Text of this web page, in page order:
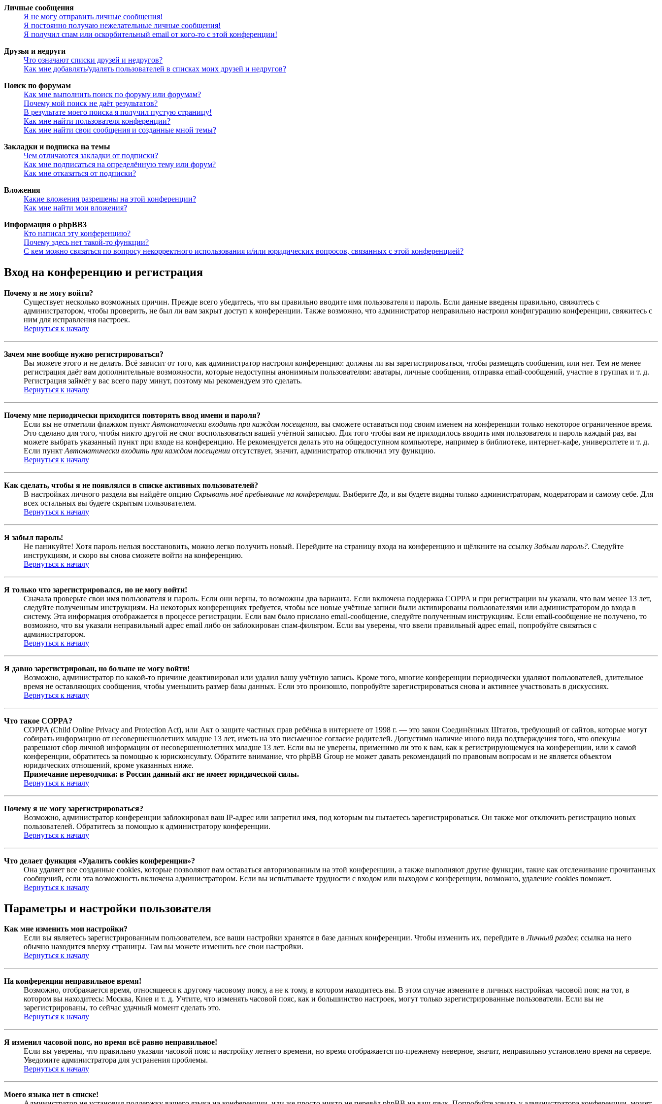
Личные сообщения
Я не могу отправить личные сообщения!
Я постоянно получаю нежелательные личные сообщения!
Я получил спам или оскорбительный email от кого-то с этой конференции!
Друзья и недруги
Что означают списки друзей и недругов?
Как мне добавлять/удалять пользователей в списках моих друзей и недругов?
Поиск по форумам
Как мне выполнить поиск по форуму или форумам?
Почему мой поиск не даёт результатов?
В результате моего поиска я получил пустую страницу!
Как мне найти пользователя конференции?
Как мне найти свои сообщения и созданные мной темы?
Закладки и подписка на темы
Чем отличаются закладки от подписки?
Как мне подписаться на определённую тему или форум?
Как мне отказаться от подписки?
Вложения
Какие вложения разрешены на этой конференции?
Как мне найти мои вложения?
Информация о phpBB3
Кто написал эту конференцию?
Почему здесь нет такой-то функции?
С кем можно связаться по вопросу некорректного использования и/или юридических вопросов, связанных с этой конференцией?
Вход на конференцию и регистрация
Почему я не могу войти?
Существует несколько возможных причин. Прежде всего убедитесь, что вы правильно вводите имя пользователя и пароль. Если данные введены правильно, свяжитесь с
администратором, чтобы проверить, не был ли вам закрыт доступ к конференции. Также возможно, что администратор неправильно настроил конфигурацию конференции, свяжитесь с
ним для исправления настроек.
Вернуться к началу
Зачем мне вообще нужно регистрироваться?
Вы можете этого и не делать. Всё зависит от того, как администратор настроил конференцию: должны ли вы зарегистрироваться, чтобы размещать сообщения, или нет. Тем не менее
регистрация даёт вам дополнительные возможности, которые недоступны анонимным пользователям: аватары, личные сообщения, отправка email-сообщений, участие в группах и т. д.
Регистрация займёт у вас всего пару минут, поэтому мы рекомендуем это сделать.
Вернуться к началу
Почему мне периодически приходится повторять ввод имени и пароля?
Если вы не отметили флажком пункт Автоматически входить при каждом посещении, вы сможете оставаться под своим именем на конференции только некоторое ограниченное время.
Это сделано для того, чтобы никто другой не смог воспользоваться вашей учётной записью. Для того чтобы вам не приходилось вводить имя пользователя и пароль каждый раз, вы
можете выбрать указанный пункт при входе на конференцию. Не рекомендуется делать это на общедоступном компьютере, например в библиотеке, интернет-кафе, университете и т. д.
Если пункт Автоматически входить при каждом посещении отсутствует, значит, администратор отключил эту функцию.
Вернуться к началу
Как сделать, чтобы я не появлялся в списке активных пользователей?
В настройках личного раздела вы найдёте опцию Скрывать моё пребывание на конференции. Выберите Да, и вы будете видны только администраторам, модераторам и самому себе. Для
всех остальных вы будете скрытым пользователем.
Вернуться к началу
Я забыл пароль!
Не паникуйте! Хотя пароль нельзя восстановить, можно легко получить новый. Перейдите на страницу входа на конференцию и щёлкните на ссылку Забыли пароль?. Следуйте
инструкциям, и скоро вы снова сможете войти на конференцию.
Вернуться к началу
Я только что зарегистрировался, но не могу войти!
Сначала проверьте свои имя пользователя и пароль. Если они верны, то возможны два варианта. Если включена поддержка COPPA и при регистрации вы указали, что вам менее 13 лет,
следуйте полученным инструкциям. На некоторых конференциях требуется, чтобы все новые учётные записи были активированы пользователями или администратором до входа в
систему. Эта информация отображается в процессе регистрации. Если вам было прислано email-сообщение, следуйте полученным инструкциям. Если email-сообщение не получено, то
возможно, что вы указали неправильный адрес email либо он заблокирован спам-фильтром. Если вы уверены, что ввели правильный адрес email, попробуйте связаться с
администратором.
Вернуться к началу
Я давно зарегистрирован, но больше не могу войти!
Возможно, администратор по какой-то причине деактивировал или удалил вашу учётную запись. Кроме того, многие конференции периодически удаляют пользователей, длительное
время не оставляющих сообщения, чтобы уменьшить размер базы данных. Если это произошло, попробуйте зарегистрироваться снова и активнее участвовать в дискуссиях.
Вернуться к началу
Что такое COPPA?
COPPA (Child Online Privacy and Protection Act), или Акт о защите частных прав ребёнка в интернете от 1998 г. — это закон Соединённых Штатов, требующий от сайтов, которые могут
собирать информацию от несовершеннолетних младше 13 лет, иметь на это письменное согласие родителей. Допустимо наличие иного вида подтверждения того, что опекуны
разрешают сбор личной информации от несовершеннолетних младше 13 лет. Если вы не уверены, применимо ли это к вам, как к регистрирующемуся на конференции, или к самой
конференции, обратитесь за помощью к юрисконсульту. Обратите внимание, что phpBB Group не может давать рекомендаций по правовым вопросам и не является объектом
юридических отношений, кроме указанных ниже.
Примечание переводчика: в России данный акт не имеет юридической силы.
Вернуться к началу
Почему я не могу зарегистрироваться?
Возможно, администратор конференции заблокировал ваш IP-адрес или запретил имя, под которым вы пытаетесь зарегистрироваться. Он также мог отключить регистрацию новых
пользователей. Обратитесь за помощью к администратору конференции.
Вернуться к началу
Что делает функция «Удалить cookies конференции»?
Она удаляет все созданные cookies, которые позволяют вам оставаться авторизованным на этой конференции, а также выполняют другие функции, такие как отслеживание прочитанных
сообщений, если эта возможность включена администратором. Если вы испытываете трудности с входом или выходом с конференции, возможно, удаление cookies поможет.
Вернуться к началу
Параметры и настройки пользователя
Как мне изменить мои настройки?
Если вы являетесь зарегистрированным пользователем, все ваши настройки хранятся в базе данных конференции. Чтобы изменить их, перейдите вЛичный раздел; ссылка на него
обычно находится вверху страницы. Там вы можете изменить все свои настройки.
Вернуться к началу
На конференции неправильное время!
Возможно, отображается время, относящееся к другому часовому поясу, а не к тому, в котором находитесь вы. В этом случае измените в личных настройках часовой пояс на тот, в
котором вы находитесь: Москва, Киев и т. д. Учтите, что изменять часовой пояс, как и большинство настроек, могут только зарегистрированные пользователи. Если вы не
зарегистрированы, то сейчас удачный момент сделать это.
Вернуться к началу
Я изменил часовой пояс, но время всё равно неправильное!
Если вы уверены, что правильно указали часовой пояс и настройку летнего времени, но время отображается по-прежнему неверное, значит, неправильно установлено время на сервере.
Уведомите администратора для устранения проблемы.
Вернуться к началу
Моего языка нет в списке!